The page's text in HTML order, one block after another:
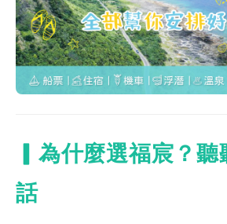
▎為什麼選福宸？聽
話